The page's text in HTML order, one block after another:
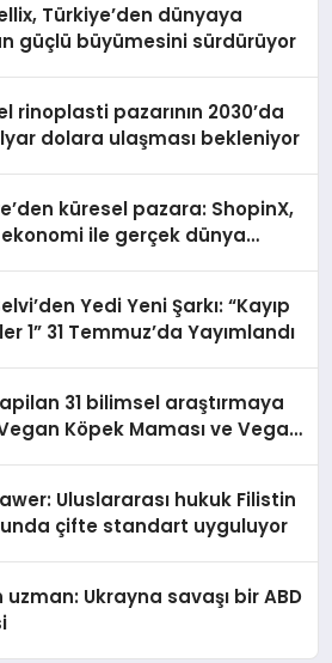
Türkiye’den dünyaya
güçlü büyümesini sürdürüyor
rinoplasti pazarının 2030’da
dolara ulaşması bekleniyor
küresel pazara: ShopinX,
ile gerçek dünya
Yedi Yeni Şarkı: “Kayıp
1” 31 Temmuz’da Yayımlandı
31 bilimsel araştırmaya
Köpek Maması ve Vegan
Uluslararası hukuk Filistin
çifte standart uyguluyor
uzman: Ukrayna savaşı bir ABD